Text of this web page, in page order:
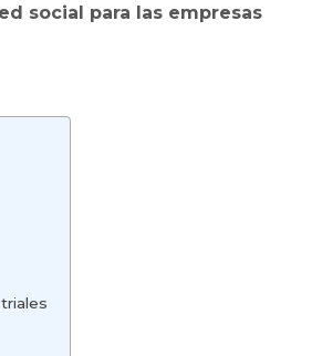
social para las empresas